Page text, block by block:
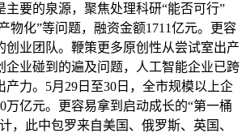
主要的泉源，聚焦处理科研“能否可行”
物化”等问题，融资金额1711亿元。更容
创业团队。鞭策更多原创性从尝试室出产
企业碰到的遍及问题，人工智能企业已跨
产力。5月29日至30日，全市规模以上企
万亿元。更容易拿到启动成长的“第一桶
，此中包罗来自美国、俄罗斯、英国、